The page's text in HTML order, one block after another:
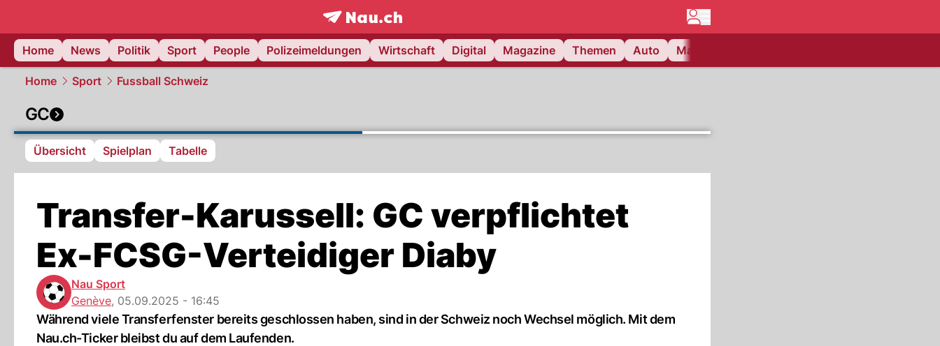
frontpage.NAU.ch
Home
News Politik Sport People Polizeimeldungen Wirtschaft Digital Magazine Themen Auto Matchcenter
Home Sport Fussball Schweiz
GC
Übersicht Spielplan Tabelle
Transfer-Karussell: GC verpflichtet
Ex-FCSG-Verteidiger Diaby
Nau Sport
Genève, 05.09.2025 - 16:45
Während viele Transferfenster bereits geschlossen haben, sind in der Schweiz noch Wechsel möglich. Mit dem
Nau.ch-Ticker bleibst du auf dem Laufenden.